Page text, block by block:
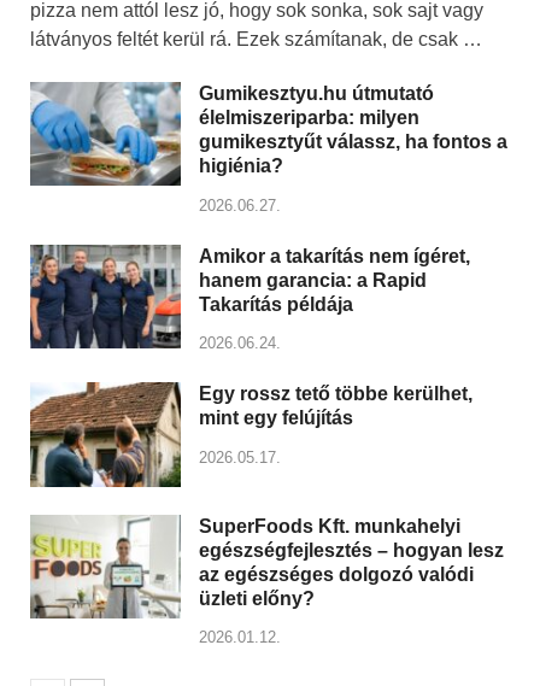
pizza nem attól lesz jó, hogy sok sonka, sok sajt vagy
látványos feltét kerül rá. Ezek számítanak, de csak …
Gumikesztyu.hu útmutató
élelmiszeriparba: milyen
gumikesztyűt válassz, ha fontos a
higiénia?
2026.06.27.
Amikor a takarítás nem ígéret,
hanem garancia: a Rapid
Takarítás példája
2026.06.24.
Egy rossz tető többe kerülhet,
mint egy felújítás
2026.05.17.
SuperFoods Kft. munkahelyi
egészségfejlesztés – hogyan lesz
az egészséges dolgozó valódi
üzleti előny?
2026.01.12.